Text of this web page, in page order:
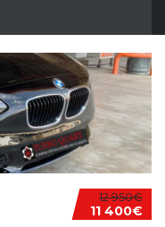
12 950€
11 400€